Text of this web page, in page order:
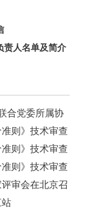
责人名单及简介
合党委所属协
则》技术审查
则》技术审查
则》技术审查
审会在北京召
站